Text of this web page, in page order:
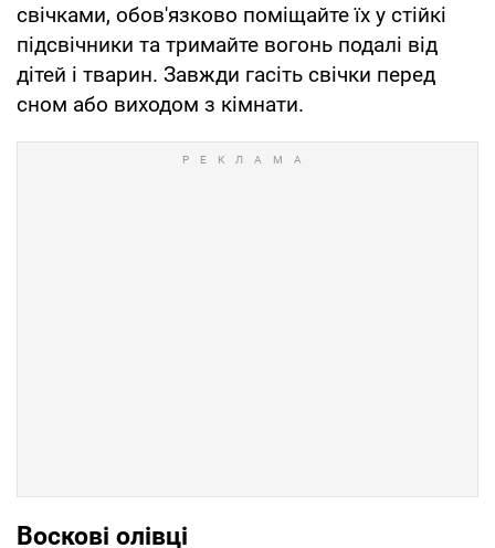
свічками, обов'язково поміщайте їх у стійкі
підсвічники та тримайте вогонь подалі від
дітей і тварин. Завжди гасіть свічки перед
сном або виходом з кімнати.
Воскові олівці